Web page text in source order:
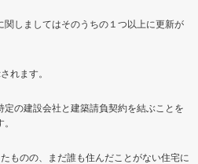
しましてはそのうちの１つ以上に更新が
れます。
の建設会社と建築請負契約を結ぶことを
ものの、まだ誰も住んだことがない住宅に